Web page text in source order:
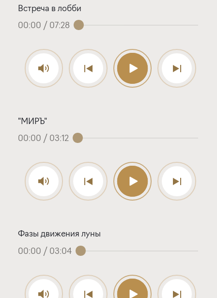
Встреча в лобби
00:00 / 07:28
"МИРЪ"
00:00 / 03:12
Фазы движения луны
00:00 / 03:04